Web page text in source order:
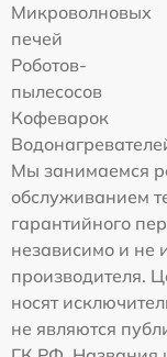
Микроволновых
печей
Роботов-
пылесосов
Кофеварок
Мы занимаемся
обслуживанием
гарантийного
независимо и не
производителя.
носят
не являются